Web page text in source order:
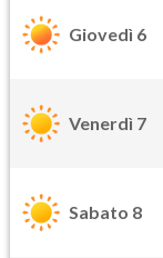
Giovedì 6
Venerdì 7
Sabato 8